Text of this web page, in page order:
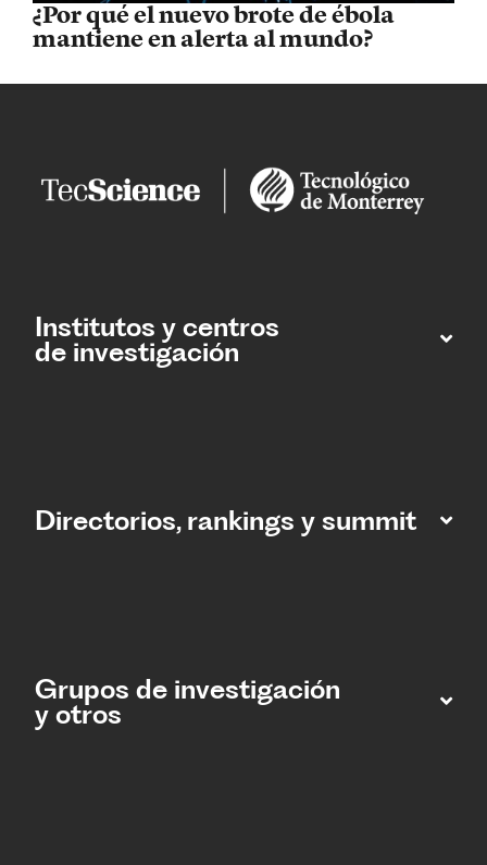
¿Por qué el nuevo brote de ébola
mantiene en alerta al mundo?
Institutos y centros
de investigación
Directorios, rankings y summit
Grupos de investigación
y otros